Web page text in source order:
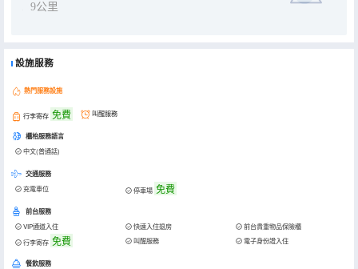
9公里
設施服務
熱門服務設施
行李寄存 免費 叫醒服務
櫃枱服務語言
中文(普通話)
交通服務
充電車位 停車場 免費
前台服務
VIP通道入住 快速入住退房
前台貴重物品保險櫃
行李寄存 免費 叫醒服務 電子身份證入住
餐飲服務